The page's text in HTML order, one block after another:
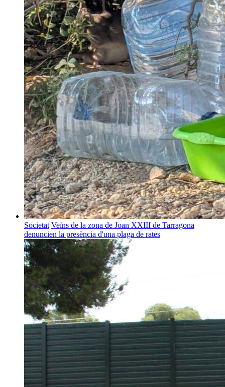
Societat Veïns de la zona de Joan XXIII de Tarragona
denuncien la presència d'una plaga de rates